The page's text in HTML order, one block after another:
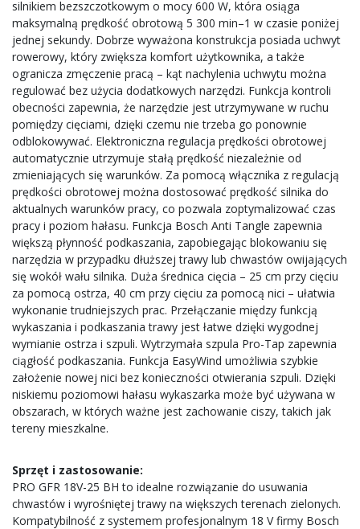
silnikiem bezszczotkowym o mocy 600 W, która osiąga
maksymalną prędkość obrotową 5 300 min–1 w czasie poniżej
jednej sekundy. Dobrze wyważona konstrukcja posiada uchwyt
rowerowy, który zwiększa komfort użytkownika, a także
ogranicza zmęczenie pracą – kąt nachylenia uchwytu można
regulować bez użycia dodatkowych narzędzi. Funkcja kontroli
obecności zapewnia, że narzędzie jest utrzymywane w ruchu
pomiędzy cięciami, dzięki czemu nie trzeba go ponownie
odblokowywać. Elektroniczna regulacja prędkości obrotowej
automatycznie utrzymuje stałą prędkość niezależnie od
zmieniających się warunków. Za pomocą włącznika z regulacją
prędkości obrotowej można dostosować prędkość silnika do
aktualnych warunków pracy, co pozwala zoptymalizować czas
pracy i poziom hałasu. Funkcja Bosch Anti Tangle zapewnia
większą płynność podkaszania, zapobiegając blokowaniu się
narzędzia w przypadku dłuższej trawy lub chwastów owijających
się wokół wału silnika. Duża średnica cięcia – 25 cm przy cięciu
za pomocą ostrza, 40 cm przy cięciu za pomocą nici – ułatwia
wykonanie trudniejszych prac. Przełączanie między funkcją
wykaszania i podkaszania trawy jest łatwe dzięki wygodnej
wymianie ostrza i szpuli. Wytrzymała szpula Pro-Tap zapewnia
ciągłość podkaszania. Funkcja EasyWind umożliwia szybkie
założenie nowej nici bez konieczności otwierania szpuli. Dzięki
niskiemu poziomowi hałasu wykaszarka może być używana w
obszarach, w których ważne jest zachowanie ciszy, takich jak
tereny mieszkalne.
Sprzęt i zastosowanie:
PRO GFR 18V-25 BH to idealne rozwiązanie do usuwania
chwastów i wyrośniętej trawy na większych terenach zielonych.
Kompatybilność z systemem profesjonalnym 18 V firmy Bosch